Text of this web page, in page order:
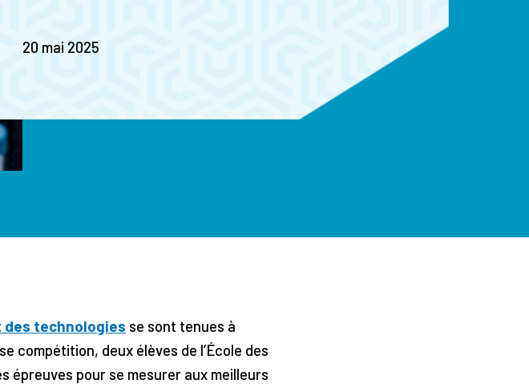
20 mai 2025
des technologies se sont tenues à
compétition, deux élèves de l’École des
épreuves pour se mesurer aux meilleurs